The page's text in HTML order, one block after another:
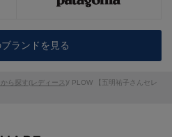
ランドを見る
から探す(レディース)/ PLOW 【五明祐子さんセレ